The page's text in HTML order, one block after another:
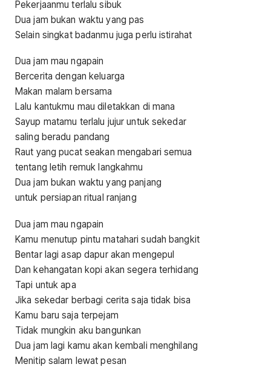
Pekerjaanmu terlalu sibuk
Dua jam bukan waktu yang pas
Selain singkat badanmu juga perlu istirahat
Dua jam mau ngapain
Bercerita dengan keluarga
Makan malam bersama
Lalu kantukmu mau diletakkan di mana
Sayup matamu terlalu jujur untuk sekedar
saling beradu pandang
Raut yang pucat seakan mengabari semua
tentang letih remuk langkahmu
Dua jam bukan waktu yang panjang
untuk persiapan ritual ranjang
Dua jam mau ngapain
Kamu menutup pintu matahari sudah bangkit
Bentar lagi asap dapur akan mengepul
Dan kehangatan kopi akan segera terhidang
Tapi untuk apa
Jika sekedar berbagi cerita saja tidak bisa
Kamu baru saja terpejam
Tidak mungkin aku bangunkan
Dua jam lagi kamu akan kembali menghilang
Menitip salam lewat pesan